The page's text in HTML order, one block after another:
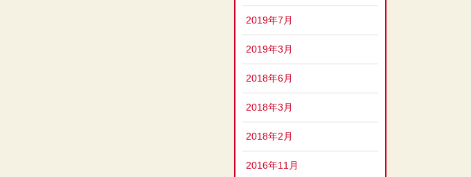
2019年7月
2019年3月
2018年6月
2018年3月
2018年2月
2016年11月